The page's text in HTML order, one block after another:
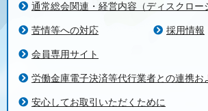
通常総会関連・経営内容（ディスクロー
苦情等への対応 採用情報
会員専用サイト
労働金庫電子決済等代行業者との連携お
安心してお取引いただくために